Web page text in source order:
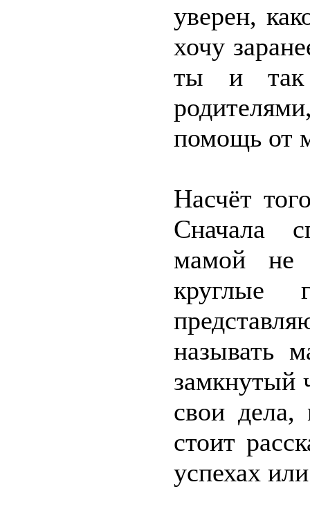
уверен,
хочу
ты и так
помощь от
Насчёт
Сначала
мамой не
называть
замкнутый
свои
стоит
успехах